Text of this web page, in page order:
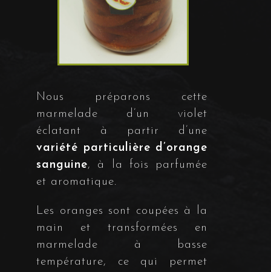
Nous préparons cette
marmelade d’un violet
éclatant à partir d’une
variété particulière d’orange
sanguine, à la fois parfumée
et aromatique.
Les oranges sont coupées à la
main et transformées en
marmelade à basse
température, ce qui permet